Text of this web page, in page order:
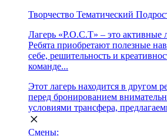
Творчество Тематический
Лагерь «Р.О.С.Т» – это активные
Ребята приобретают полезные
себе, решительность и
команде...
Этот лагерь находится в другом
перед бронированием
условиями трансфера,
Смены: